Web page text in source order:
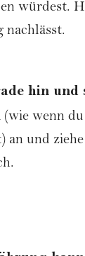
würdest.
hin und
(wie wenn
an und